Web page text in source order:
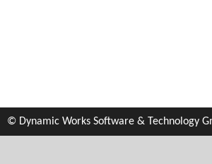
© Dynamic Works Software & Technology